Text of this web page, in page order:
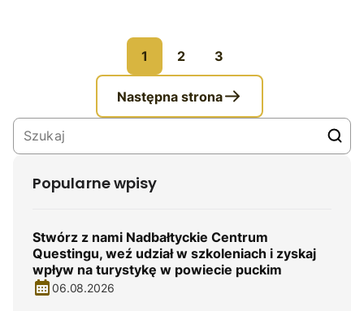
1 2 3
Następna strona
Popularne wpisy
Stwórz z nami Nadbałtyckie Centrum
Questingu, weź udział w szkoleniach i zyskaj
wpływ na turystykę w powiecie puckim
06.08.2026